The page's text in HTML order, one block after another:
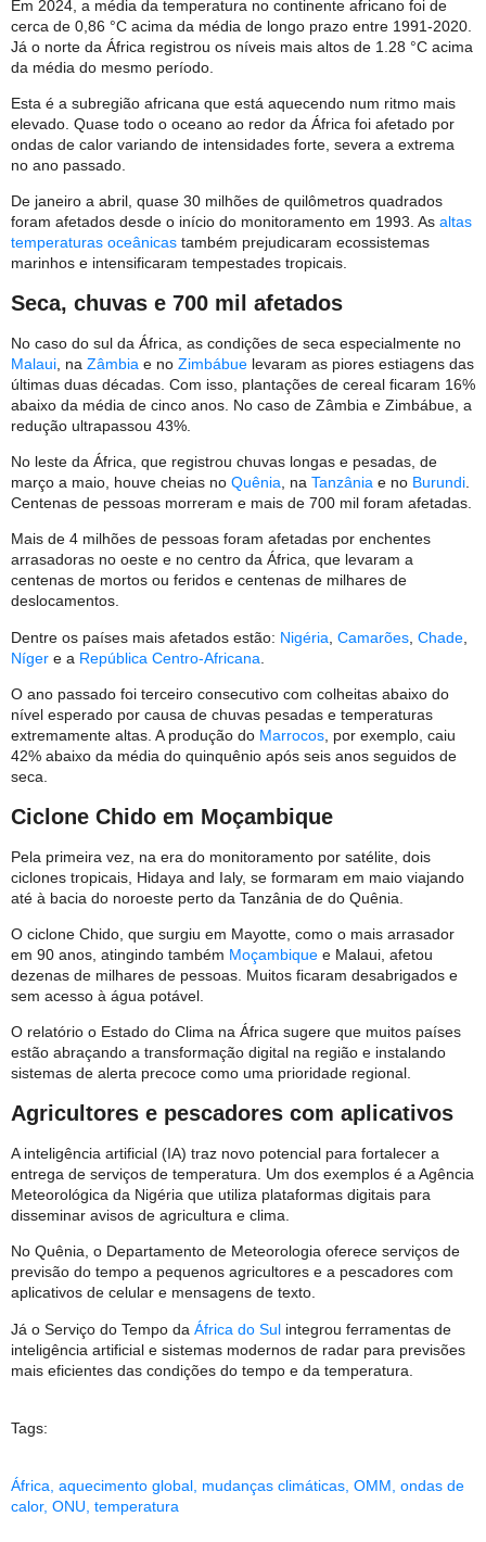
Em 2024, a média da temperatura no continente africano foi de
cerca de 0,86 °C acima da média de longo prazo entre 1991-2020.
Já o norte da África registrou os níveis mais altos de 1.28 °C acima
da média do mesmo período.
Esta é a subregião africana que está aquecendo num ritmo mais
elevado. Quase todo o oceano ao redor da África foi afetado por
ondas de calor variando de intensidades forte, severa a extrema
no ano passado.
De janeiro a abril, quase 30 milhões de quilômetros quadrados
foram afetados desde o início do monitoramento em 1993. As altas
temperaturas oceânicas também prejudicaram ecossistemas
marinhos e intensificaram tempestades tropicais.
Seca, chuvas e 700 mil afetados
No caso do sul da África, as condições de seca especialmente no
Malaui , na Zâmbia e no Zimbábue levaram as piores estiagens das
últimas duas décadas. Com isso, plantações de cereal ficaram 16%
abaixo da média de cinco anos. No caso de Zâmbia e Zimbábue, a
redução ultrapassou 43%.
No leste da África, que registrou chuvas longas e pesadas, de
março a maio, houve cheias no Quênia , na Tanzânia e no Burundi
Centenas de pessoas morreram e mais de 700 mil foram afetadas.
Mais de 4 milhões de pessoas foram afetadas por enchentes
arrasadoras no oeste e no centro da África, que levaram a
centenas de mortos ou feridos e centenas de milhares de
deslocamentos.
Dentre os países mais afetados estão: Nigéria Camarões Chade
Níger e a República Centro-Africana
O ano passado foi terceiro consecutivo com colheitas abaixo do
nível esperado por causa de chuvas pesadas e temperaturas
extremamente altas. A produção do Marrocos, por exemplo, caiu
42% abaixo da média do quinquênio após seis anos seguidos de
seca.
Ciclone Chido em Moçambique
Pela primeira vez, na era do monitoramento por satélite, dois
ciclones tropicais, Hidaya and Ialy, se formaram em maio viajando
até à bacia do noroeste perto da Tanzânia de do Quênia.
O ciclone Chido, que surgiu em Mayotte, como o mais arrasador
em 90 anos, atingindo também Moçambique e Malaui, afetou
dezenas de milhares de pessoas. Muitos ficaram desabrigados e
sem acesso à água potável.
O relatório o Estado do Clima na África sugere que muitos países
estão abraçando a transformação digital na região e instalando
sistemas de alerta precoce como uma prioridade regional.
Agricultores e pescadores com aplicativos
A inteligência artificial (IA) traz novo potencial para fortalecer a
entrega de serviços de temperatura. Um dos exemplos é a Agência
Meteorológica da Nigéria que utiliza plataformas digitais para
disseminar avisos de agricultura e clima.
No Quênia, o Departamento de Meteorologia oferece serviços de
previsão do tempo a pequenos agricultores e a pescadores com
aplicativos de celular e mensagens de texto.
Já o Serviço do Tempo da África do Sul integrou ferramentas de
inteligência artificial e sistemas modernos de radar para previsões
mais eficientes das condições do tempo e da temperatura.
Tags:
África, aquecimento global, mudanças climáticas, OMM, ondas de
calor, ONU, temperatura